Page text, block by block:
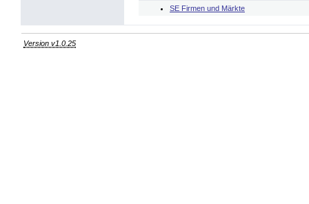
SE Firmen und Märkte
Version v1.0.25